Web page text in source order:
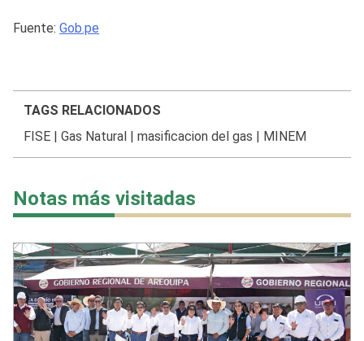
Fuente: Gob.pe
TAGS RELACIONADOS
FISE| Gas Natural masificacion del gas MINEM
Notas más visitadas